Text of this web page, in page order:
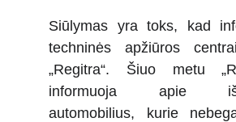
Siūlymas yra toks, kad
techninės apžiūros
„Regitra“. Šiuo metu
informuoja apie
automobilius, kurie